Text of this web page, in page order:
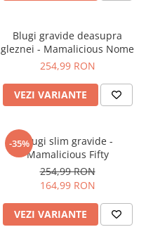
Blugi gravide deasupra
gleznei - Mamalicious Nome
254,99 RON
VEZI VARIANTE
-35%Blugi slim gravide -
Mamalicious Fifty
254,99 RON
164,99 RON
VEZI VARIANTE